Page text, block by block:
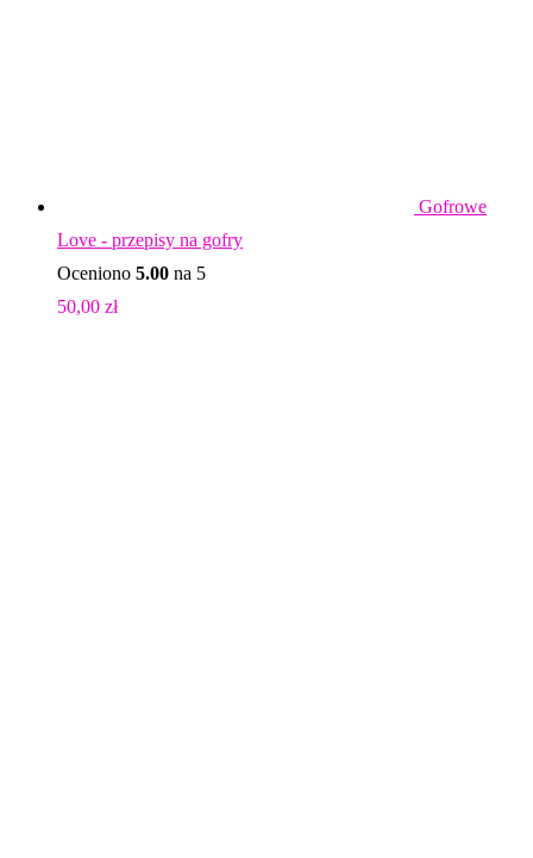
Gofrowe
Love - przepisy na gofry
Oceniono 5.00 na 5
50,00 zł